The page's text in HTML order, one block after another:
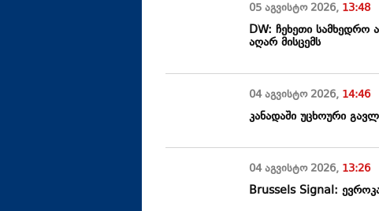
05 აგვისტო 2026, 13:48
DW: ჩეხეთი სამხედრო
აღარ მისცემს
04 აგვისტო 2026, 14:46
კანადაში უცხოური
04 აგვისტო 2026, 13:26
Brussels Signal: